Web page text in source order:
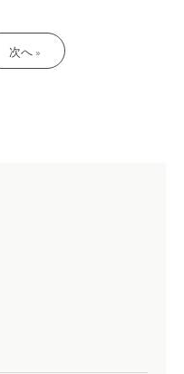
次へ »